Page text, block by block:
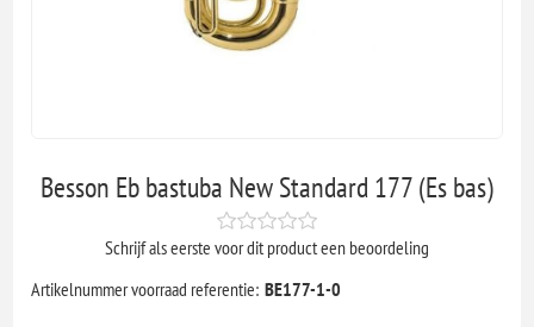
Besson Eb bastuba New Standard 177 (Es bas)
Schrijf als eerste voor dit product een beoordeling
Artikelnummer voorraad referentie: BE177-1-0